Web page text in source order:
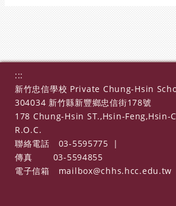
:::
新竹忠信學校 Private Chung-Hsin
304034 新竹縣新豐鄉忠信街178號
178 Chung-Hsin ST.,Hsin-Feng,Hsin-
R.O.C.
聯絡電話
03-5595775
|
傳真
03-5594855
電子信箱
mailbox@chhs.hcc.edu.tw